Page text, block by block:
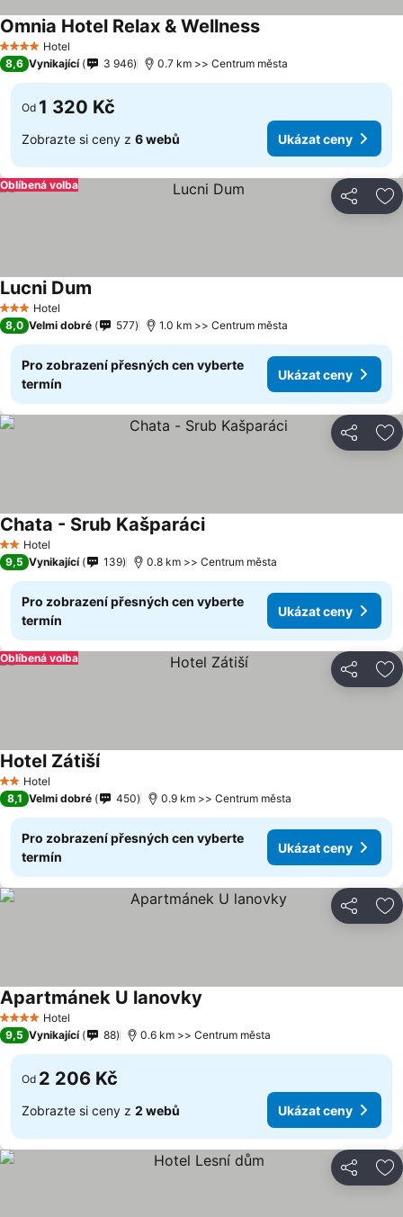
4 Počet hvězdiček
Hotel
Omnia Hotel Relax & WellnessUkázat ceny
8,6 Vynikající 3 946 0.7 km >> Centrum města
Od 1 320 Kč
Zobrazte si ceny z 6 webů Ukázat ceny
Sdílet
Oblíbená volba
3 Počet hvězdiček
Hotel
Lucni Dum
8,0 Velmi dobré 577 1.0 km >> Centrum města
Pro zobrazení přesných cen vyberte
termín
Ukázat ceny
Sdílet
2 Počet hvězdiček
Hotel
Chata - Srub KašparáciUkázat ceny
9,5 Vynikající 139 0.8 km >> Centrum města
Pro zobrazení přesných cen vyberte
termín
Ukázat ceny
Sdílet
Oblíbená volba
2 Počet hvězdiček
Hotel
Hotel ZátišíUkázat ceny
8,1 Velmi dobré 450 0.9 km >> Centrum města
Pro zobrazení přesných cen vyberte
termín
Ukázat ceny
Sdílet
4 Počet hvězdiček
Hotel
Apartmánek U lanovky
9,5 Vynikající 88 0.6 km >> Centrum města
Od 2 206 Kč
Zobrazte si ceny z 2 webů Ukázat ceny
Sdílet